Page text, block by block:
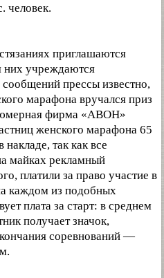
человек.
приглашаются
них учреждаются
прессы известно,
марафона вручался приз
фирма «АВОН»
женского марафона 65
так как все
майках рекламный
платили за право участие в
каждом из подобных
плата за старт: в среднем
получает значок,
соревнований —